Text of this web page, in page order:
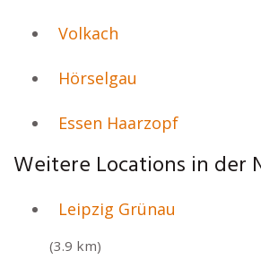
Volkach
Hörselgau
Essen Haarzopf
Weitere Locations in der
Leipzig Grünau
(3.9 km)